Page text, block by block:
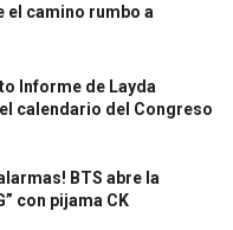
el camino rumbo a
Informe de Layda
calendario del Congreso
BTS abre la
con pijama CK